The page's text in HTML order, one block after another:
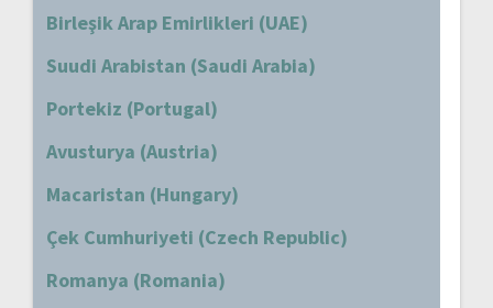
Birleşik Arap Emirlikleri (UAE)
Suudi Arabistan (Saudi Arabia)
Portekiz (Portugal)
Avusturya (Austria)
Macaristan (Hungary)
Çek Cumhuriyeti (Czech Republic)
Romanya (Romania)